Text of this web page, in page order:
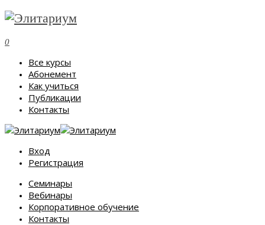
0
Все курсы
Абонемент
Как учиться
Публикации
Контакты
Вход
Регистрация
Семинары
Вебинары
Корпоративное обучение
Контакты